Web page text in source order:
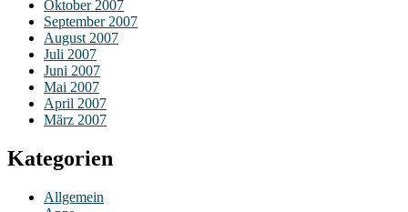
Oktober 2007
September 2007
August 2007
Juli 2007
Juni 2007
Mai 2007
April 2007
März 2007
Kategorien
Allgemein